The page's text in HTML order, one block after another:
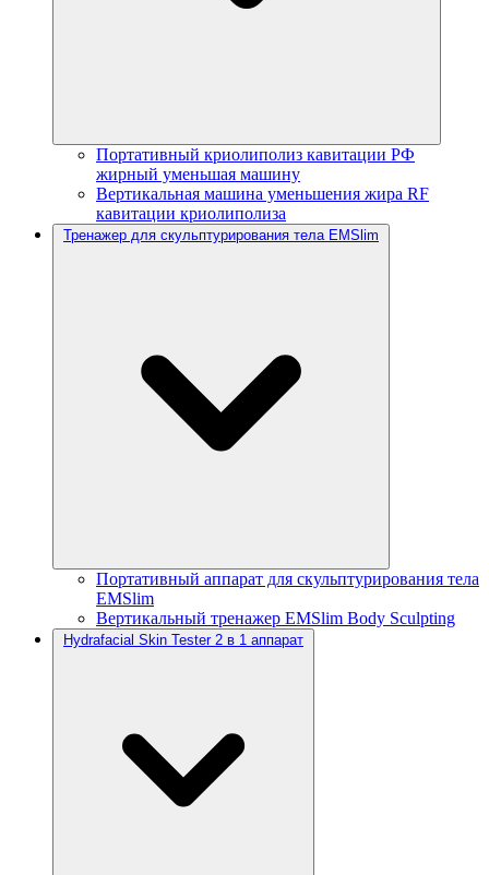
Портативный криолиполиз кавитации РФ
жирный уменьшая машину
Вертикальная машина уменьшения жира RF
кавитации криолиполиза
Тренажер для скульптурирования тела EMSlim
Портативный аппарат для скульптурирования тела
EMSlim
Вертикальный тренажер EMSlim Body Sculpting
Hydrafacial Skin Tester 2 в 1 аппарат